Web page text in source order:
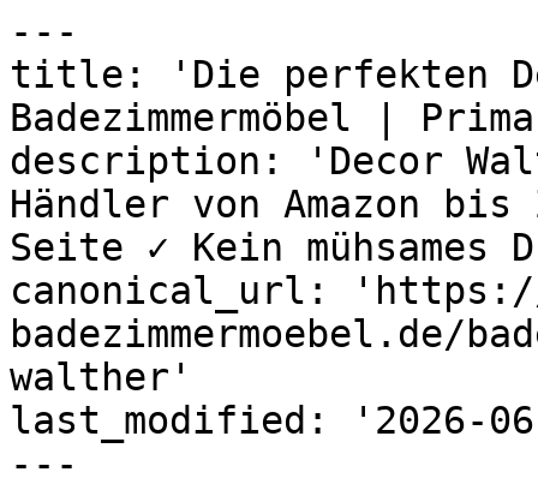
---
title: 'Die perfekten
Badezimmermöbel |
description: 'Decor
Händler von Amazon
Seite ✓ Kein
canonical_url: 'https://
badezimmermoebel.de/
walther'
last_modified: '2026-
---